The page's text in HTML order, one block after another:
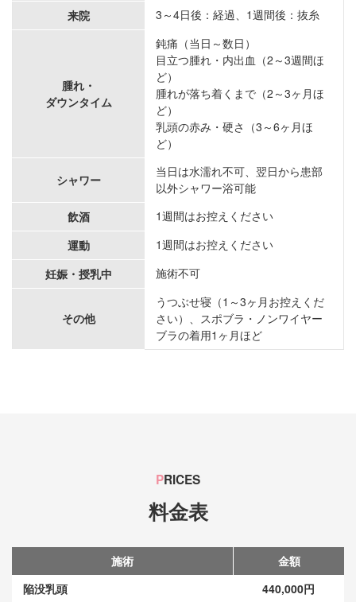
来院
3～4日後：経過、1週間後：抜糸
腫れ・
ダウンタイム
鈍痛（当日～数日）
目立つ腫れ・内出血（2～3週間ほ
ど）
腫れが落ち着くまで（2～3ヶ月ほ
ど）
乳頭の赤み・硬さ（3～6ヶ月ほ
ど）
シャワー
当日は水濡れ不可、翌日から患部
以外シャワー浴可能
飲酒
1週間はお控えください
運動
1週間はお控えください
妊娠・授乳中
施術不可
その他
うつぶせ寝（1～3ヶ月お控えくだ
さい）、スポブラ・ノンワイヤー
ブラの着用1ヶ月ほど
PRICES
料金表
施術
金額
陥没乳頭
440,000円